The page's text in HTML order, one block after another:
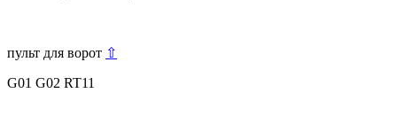
пульт для ворот ⇧
G01 G02 RT11